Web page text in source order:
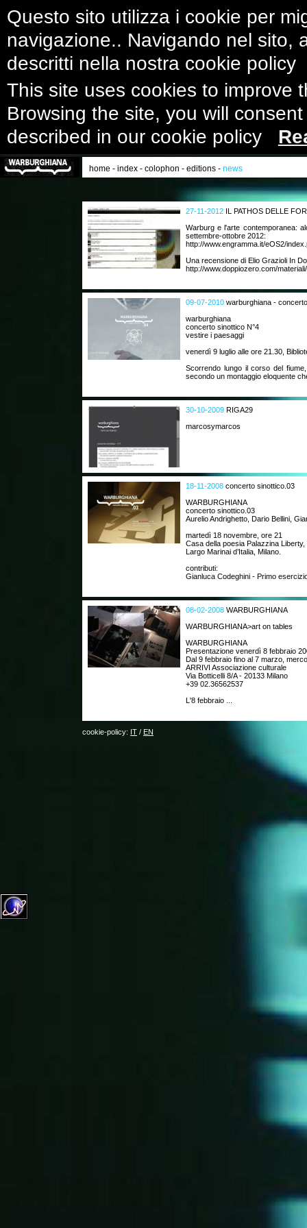
Questo sito utilizza i cookie per
navigazione.. Navigando nel sito,
descritti nella nostra cookie
This site uses cookies to improve
Browsing the site, you will
described in our cookie policy
home - index - colophon - editions - news
27-11-2012 IL PATHOS DELLE
Warburg e l'arte contemporanea:
settembre-ottobre 2012:
http://www.engramma.it/eOS2/
Una recensione di Elio Grazioli In
http://www.doppiozero.com/
09-07-2010 warburghiana -
warburghiana
concerto sinottico N°4
vestire i paesaggi
venerdì 9 luglio alle ore 21.30,
Scorrendo lungo il corso del
secondo un montaggio eloquente
30-10-2009 RIGA29
marcosymarcos
18-11-2008 concerto sinottico.03
WARBURGHIANA
concerto sinottico.03
Aurelio Andrighetto, Dario Bellini,
martedì 18 novembre, ore 21
Casa della poesia Palazzina Liberty,
Largo Marinai d’Italia, Milano.
contributi:
Gianluca Codeghini - Primo
08-02-2008 WARBURGHIANA
WARBURGHIANA>art on tables
WARBURGHIANA
Presentazione venerdì 8 febbraio
Dal 9 febbraio fino al 7 marzo,
ARRIVI Associazione culturale
Via Botticelli 8/A - 20133 Milano
+39 02.36562537
L'8 febbraio ...
cookie-policy: IT / EN